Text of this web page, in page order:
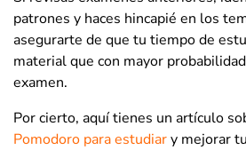
patrones y haces hincapié en los
asegurarte de que tu tiempo de
material que con mayor
examen.
Por cierto, aquí tienes un artículo
Pomodoro para estudiary mejorar